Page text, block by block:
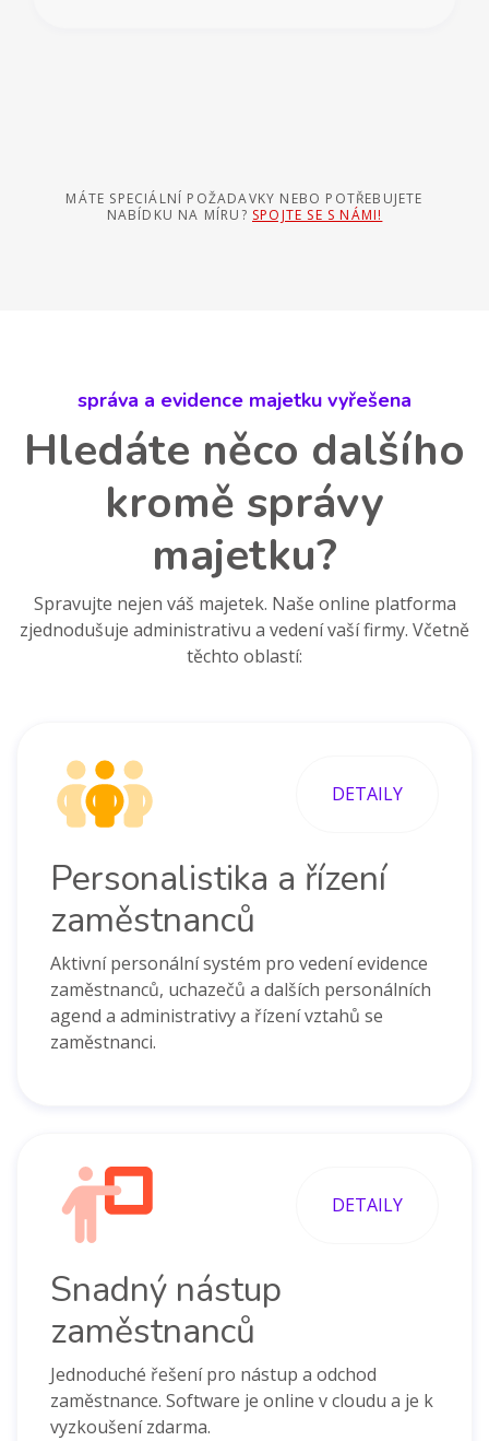
MÁTE SPECIÁLNÍ POŽADAVKY NEBO POTŘEBUJETE
NABÍDKU NA MÍRU? SPOJTE SE S NÁMI!
správa a evidence majetku vyřešena
Hledáte něco dalšího
kromě správy
majetku?
Spravujte nejen váš majetek. Naše online platforma
zjednodušuje administrativu a vedení vaší firmy. Včetně
těchto oblastí:
DETAILY
Personalistika a řízení
zaměstnanců
Aktivní personální systém pro vedení evidence
zaměstnanců, uchazečů a dalších personálních
agend a administrativy a řízení vztahů se
zaměstnanci.
DETAILY
Snadný nástup
zaměstnanců
Jednoduché řešení pro nástup a odchod
zaměstnance. Software je online v cloudu a je k
vyzkoušení zdarma.